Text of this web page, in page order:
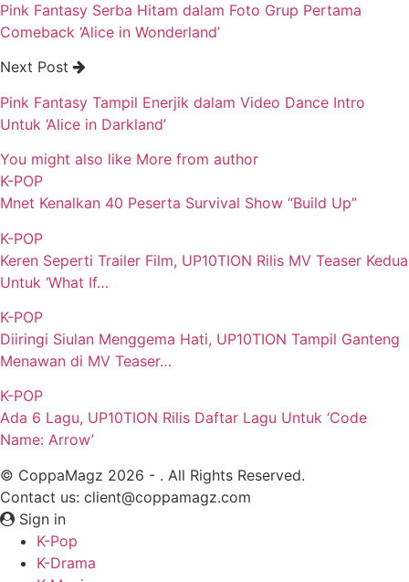
Pink Fantasy Serba Hitam dalam Foto Grup Pertama
Comeback ‘Alice in Wonderland’
Next Post
Pink Fantasy Tampil Enerjik dalam Video Dance Intro
Untuk ‘Alice in Darkland’
You might also like More from author
K-POP
Mnet Kenalkan 40 Peserta Survival Show “Build Up”
K-POP
Keren Seperti Trailer Film, UP10TION Rilis MV Teaser Kedua
Untuk ‘What If…
K-POP
Diiringi Siulan Menggema Hati, UP10TION Tampil Ganteng
Menawan di MV Teaser…
K-POP
Ada 6 Lagu, UP10TION Rilis Daftar Lagu Untuk ‘Code
Name: Arrow’
© CoppaMagz 2026 - . All Rights Reserved.
Contact us: client@coppamagz.com
Sign in
K-Pop
K-Drama